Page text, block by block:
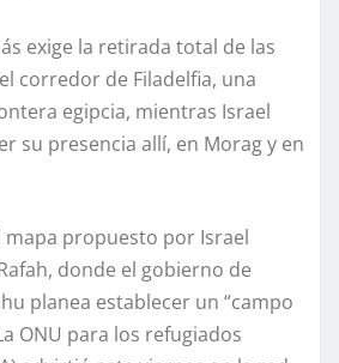
exige la retirada total de las
corredor de Filadelfia, una
egipcia, mientras Israel
su presencia allí, en Morag y en
mapa propuesto por Israel
donde el gobierno de
planea establecer un “campo
ONU para los refugiados